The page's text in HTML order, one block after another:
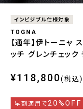
インビジブル仕様対象
TOGNA
【通年】伊トーニャ
ッチ グレンチェック
¥118,800(税込)
早割適用で20%OFF